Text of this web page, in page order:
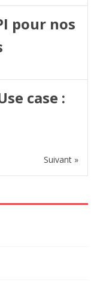
pour nos
case :
Suivant »